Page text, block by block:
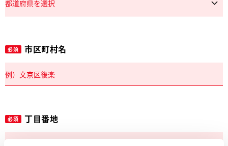
必須 市区町村名
必須 丁目番地